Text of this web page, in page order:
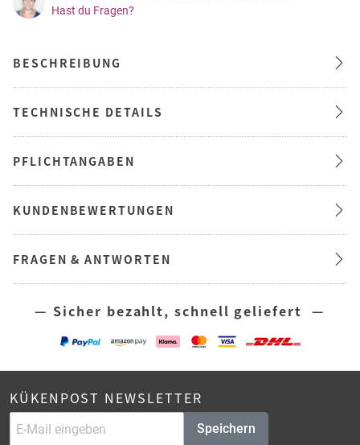
Hast du Fragen?
BESCHREIBUNG
TECHNISCHE DETAILS
PFLICHTANGABEN
KUNDENBEWERTUNGEN
FRAGEN & ANTWORTEN
— Sicher bezahlt, schnell geliefert —
KÜKENPOST NEWSLETTER
Speichern